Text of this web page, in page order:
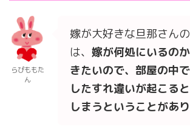
らぴももた
ん
嫁が大好きな旦那さん
は、 嫁が何処にいるの
きたいので、 部屋の中
したすれ違いが起こる
しまうということがあ